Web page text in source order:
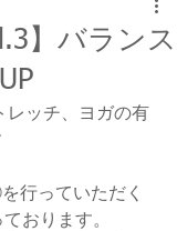
】バランス
レッチ、ヨガの有
行っていただく
おります。